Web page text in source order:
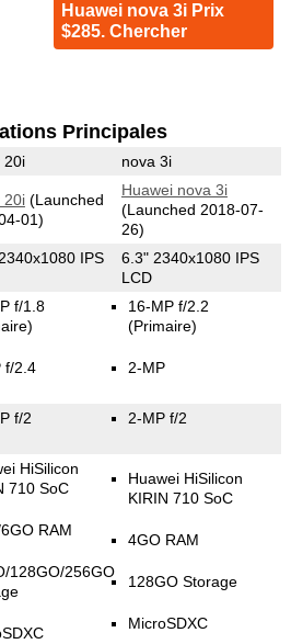
Huawei nova 3i Prix
$285. Chercher
Principales
20i nova 3i
20i(Launched
01)
Huawei nova 3i
(Launched 2018-07-
26)
IPS
6.3" 2340x1080 IPS
LCD
f/1.8
f/2.4
16-MP f/2.2
(Primaire)
2-MP
f/2 2-MP f/2
HiSilicon
710 SoC
RAM
128GO/256GO
Huawei HiSilicon
KIRIN 710 SoC
4GO RAM
128GO Storage
MicroSDXC